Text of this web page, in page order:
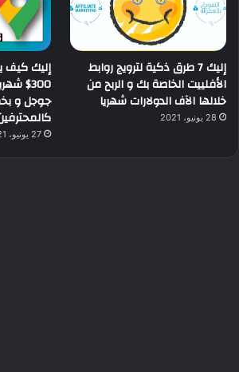
إليك 7 طرق ذكية لترويج روابط
الأفلييت الخاصة بك و الربح من
خلالها الآف الدولارات شهريا
28 يونيو، 2021
إليك كيف
300$
جوجل و
27 يونيو، 2021